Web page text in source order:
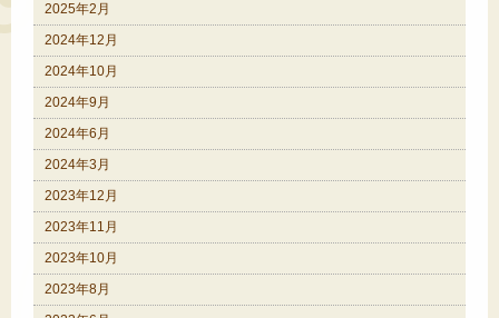
2025年2月
2024年12月
2024年10月
2024年9月
2024年6月
2024年3月
2023年12月
2023年11月
2023年10月
2023年8月